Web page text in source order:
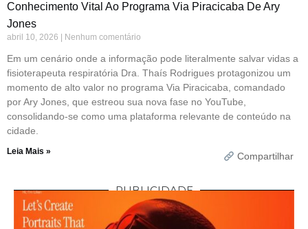
Conhecimento Vital Ao Programa Via Piracicaba De Ary
Jones
abril 10, 2026 Nenhum comentário
Em um cenário onde a informação pode literalmente salvar vidas a
fisioterapeuta respiratória Dra. Thaís Rodrigues protagonizou um
momento de alto valor no programa Via Piracicaba, comandado
por Ary Jones, que estreou sua nova fase no YouTube,
consolidando-se como uma plataforma relevante de conteúdo na
cidade.
Leia Mais » Compartilhar
PUBLICIDADE